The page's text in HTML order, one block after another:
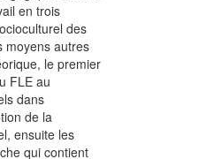
en trois
des
moyens autres
le premier
FLE au
dans
de la
ensuite les
qui contient